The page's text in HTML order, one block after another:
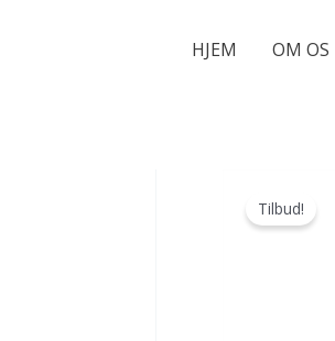
HJEM OM OS
Tilbud!